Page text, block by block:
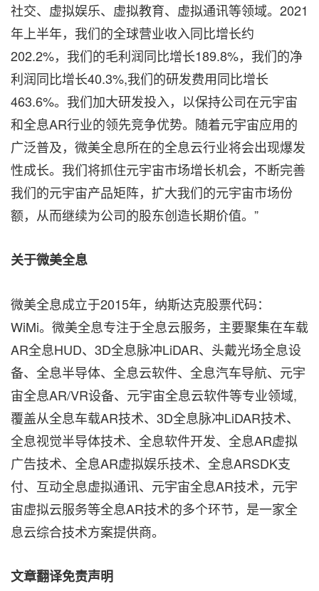
社交、虚拟娱乐、虚拟教育、虚拟通讯等领域。2021
年上半年，我们的全球营业收入同比增长约
202.2%，我们的毛利润同比增长189.8%，我们的净
利润同比增长40.3%,我们的研发费用同比增长
463.6%。我们加大研发投入，以保持公司在元宇宙
和全息AR行业的领先竞争优势。随着元宇宙应用的
广泛普及，微美全息所在的全息云行业将会出现爆发
性成长。我们将抓住元宇宙市场增长机会，不断完善
我们的元宇宙产品矩阵，扩大我们的元宇宙市场份
额，从而继续为公司的股东创造长期价值。”
关于微美全息
微美全息成立于2015年，纳斯达克股票代码：
WiMi。微美全息专注于全息云服务，主要聚集在车载
AR全息HUD、3D全息脉冲LiDAR、头戴光场全息设
备、全息半导体、全息云软件、全息汽车导航、元宇
宙全息AR/VR设备、元宇宙全息云软件等专业领域,
覆盖从全息车载AR技术、3D全息脉冲LiDAR技术、
全息视觉半导体技术、全息软件开发、全息AR虚拟
广告技术、全息AR虚拟娱乐技术、全息ARSDK支
付、互动全息虚拟通讯、元宇宙全息AR技术，元宇
宙虚拟云服务等全息AR技术的多个环节，是一家全
息云综合技术方案提供商。
文章翻译免责声明